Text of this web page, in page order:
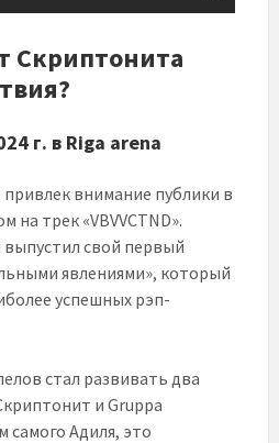
Скриптонита
г. в Riga arena
внимание публики в
на трек «VBVVCTND».
выпустил свой первый
явлениями», который
успешных рэп-
стал развивать два
и Gruppa
Адиля, это